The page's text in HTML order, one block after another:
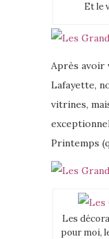
Et le
Après avoir
Lafayette,
vitrines,
Printemps
Les
pour moi,